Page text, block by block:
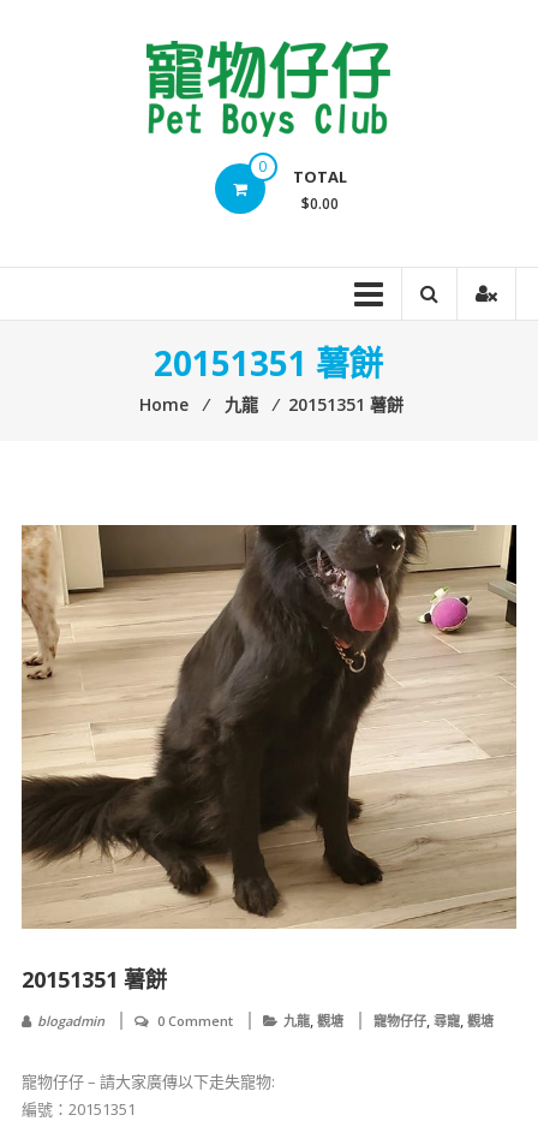
0 TOTAL
$0.00
20151351 薯餅
Home ⁄ 九龍 ⁄ 20151351 薯餅
20151351 薯餅
blogadmin 0 Comment 九龍, 觀塘 寵物仔仔, 尋寵, 觀塘
寵物仔仔 – 請大家廣傳以下走失寵物:
編號：20151351